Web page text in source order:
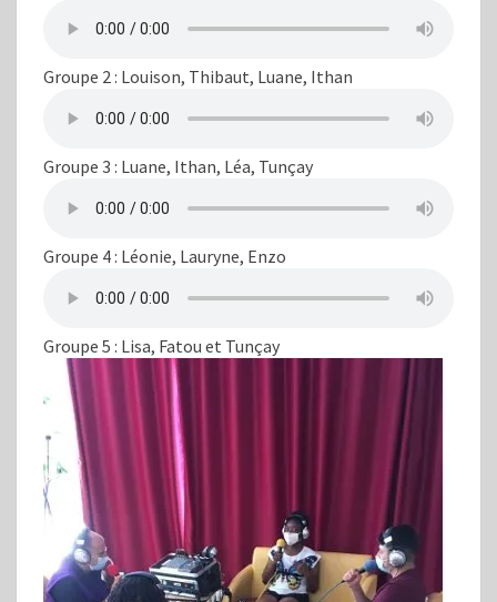
Groupe 2 : Louison, Thibaut, Luane, Ithan
Groupe 3 : Luane, Ithan, Léa, Tunçay
Groupe 4 : Léonie, Lauryne, Enzo
Groupe 5 : Lisa, Fatou et Tunçay